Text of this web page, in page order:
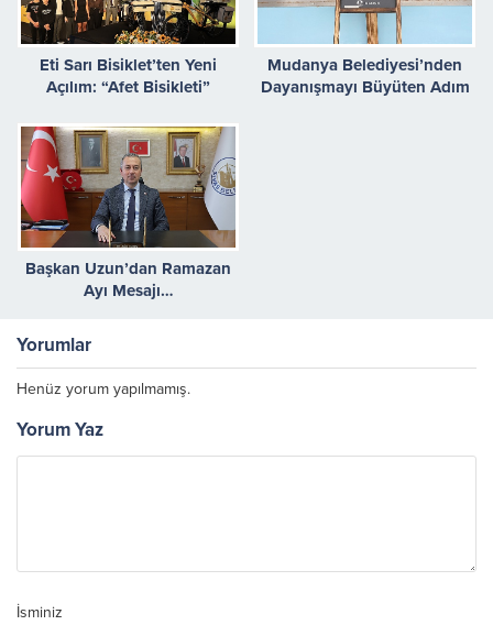
Eti Sarı Bisiklet’ten Yeni
Açılım: “Afet Bisikleti”
Mudanya Belediyesi’nden
Dayanışmayı Büyüten Adım
Başkan Uzun’dan Ramazan
Ayı Mesajı…
Yorumlar
Henüz yorum yapılmamış.
Yorum Yaz
İsminiz